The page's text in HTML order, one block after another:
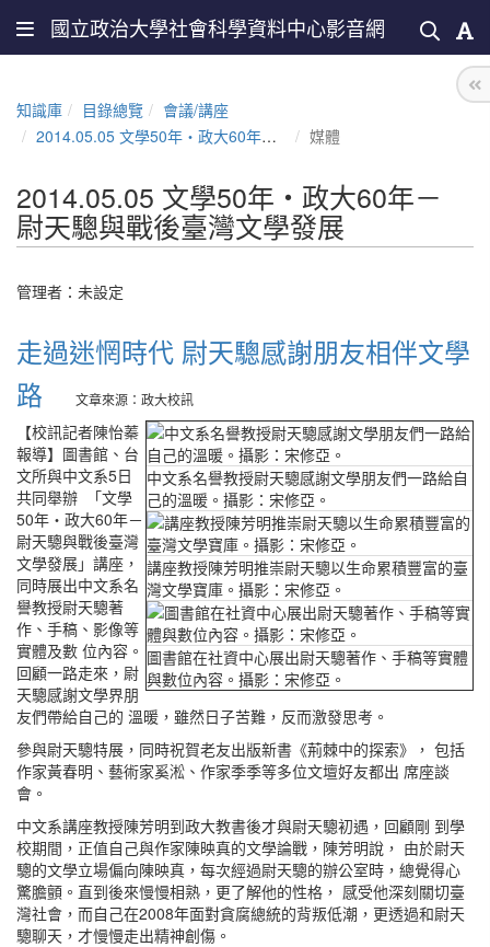
國立政治大學社會科學資料中心影音網
知識庫 目錄總覽
會議/講座
2014.05.05 文學50年‧政大60年－尉天驄與戰後臺灣文學發展
媒體
2014.05.05 文學50年‧政大60年－
尉天驄與戰後臺灣文學發展
管理者：未設定
走過迷惘時代 尉天驄感謝朋友相伴文學
路
文章來源：政大校訊
中文系名譽教授尉天驄感謝文學朋友們一路給自
己的溫暖。攝影：宋修亞。
講座教授陳芳明推崇尉天驄以生命累積豐富的臺
灣文學寶庫。攝影：宋修亞。
圖書館在社資中心展出尉天驄著作、手稿等實體
與數位內容。攝影：宋修亞。
【校訊記者陳怡蓁
報導】圖書館、台
文所與中文系5日
共同舉辦 「文學
50年‧政大60年－
尉天驄與戰後臺灣
文學發展」講座，
同時展出中文系名
譽教授尉天驄著
作、手稿、影像等
實體及數 位內容。
回顧一路走來，尉
天驄感謝文學界朋
友們帶給自己的 溫暖，雖然日子苦難，反而激發思考。
參與尉天驄特展，同時祝賀老友出版新書《荊棘中的探索》， 包括
作家黃春明、藝術家奚淞、作家季季等多位文壇好友都出 席座談
會。
中文系講座教授陳芳明到政大教書後才與尉天驄初遇，回顧剛 到學
校期間，正值自己與作家陳映真的文學論戰，陳芳明說， 由於尉天
驄的文學立場偏向陳映真，每次經過尉天驄的辦公室時，總覺得心
驚膽顫。直到後來慢慢相熟，更了解他的性格， 感受他深刻關切臺
灣社會，而自己在2008年面對貪腐總統的背叛低潮，更透過和尉天
驄聊天，才慢慢走出精神創傷。